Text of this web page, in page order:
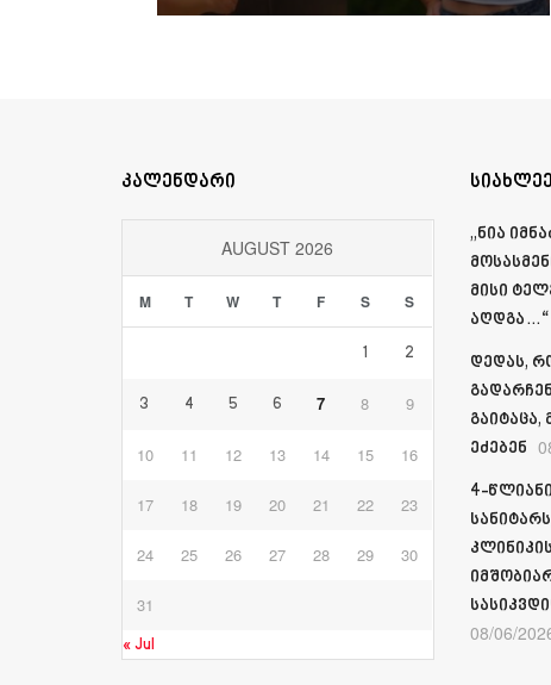
კალენდარი
AUGUST 2026
M T W T F S S
1 2
3 4 5 6 7 8 9
10 11 12 13 14 15 16
17 18 19 20 21 22 23
24 25 26 27 28 29 30
31
« Jul
„ნია
მისი
აღდგა…“
დედას,
ეძებენ
4-
08/06/